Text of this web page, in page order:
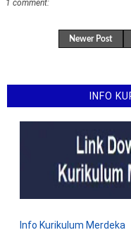
Standar
Standar Isi
Latihan soal TKA
Latihan soal TKA
Penugasan Guru
1 comment:
Newer Post
INFO
Info Kurikulum Merdeka